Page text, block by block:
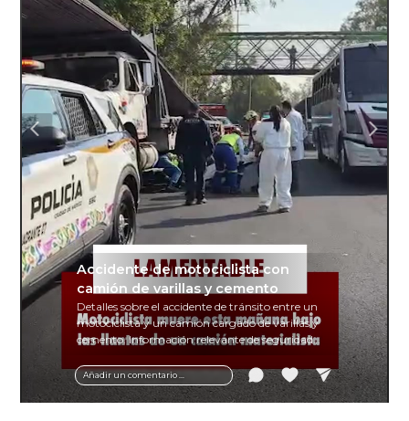
Añadir un comentario ...
Accidente de motociclista con
camión de varillas y cemento
Detalles sobre el accidente de tránsito entre un
motociclista y un camión cargado de varillas y
cemento. Información relevante de seguridad
vial y recomendaciones para motociclistas.